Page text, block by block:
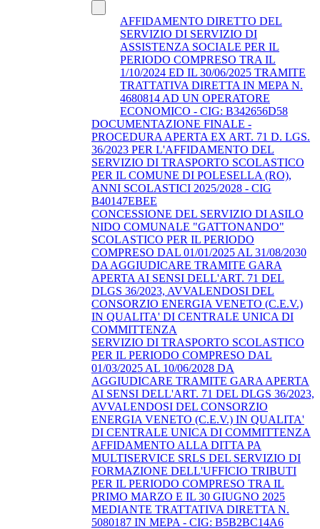
AFFIDAMENTO DIRETTO DEL
SERVIZIO DI SERVIZIO DI
ASSISTENZA SOCIALE PER IL
PERIODO COMPRESO TRA IL
1/10/2024 ED IL 30/06/2025 TRAMITE
TRATTATIVA DIRETTA IN MEPA N.
4680814 AD UN OPERATORE
ECONOMICO - CIG: B342656D58
DOCUMENTAZIONE FINALE -
PROCEDURA APERTA EX ART. 71 D. LGS.
36/2023 PER L'AFFIDAMENTO DEL
SERVIZIO DI TRASPORTO SCOLASTICO
PER IL COMUNE DI POLESELLA (RO),
ANNI SCOLASTICI 2025/2028 - CIG
B40147EBEE
CONCESSIONE DEL SERVIZIO DI ASILO
NIDO COMUNALE "GATTONANDO"
SCOLASTICO PER IL PERIODO
COMPRESO DAL 01/01/2025 AL 31/08/2030
DA AGGIUDICARE TRAMITE GARA
APERTA AI SENSI DELL'ART. 71 DEL
DLGS 36/2023, AVVALENDOSI DEL
CONSORZIO ENERGIA VENETO (C.E.V.)
IN QUALITA' DI CENTRALE UNICA DI
COMMITTENZA
SERVIZIO DI TRASPORTO SCOLASTICO
PER IL PERIODO COMPRESO DAL
01/03/2025 AL 10/06/2028 DA
AGGIUDICARE TRAMITE GARA APERTA
AI SENSI DELL'ART. 71 DEL DLGS 36/2023,
AVVALENDOSI DEL CONSORZIO
ENERGIA VENETO (C.E.V.) IN QUALITA'
DI CENTRALE UNICA DI COMMITTENZA
AFFIDAMENTO ALLA DITTA PA
MULTISERVICE SRLS DEL SERVIZIO DI
FORMAZIONE DELL'UFFICIO TRIBUTI
PER IL PERIODO COMPRESO TRA IL
PRIMO MARZO E IL 30 GIUGNO 2025
MEDIANTE TRATTATIVA DIRETTA N.
5080187 IN MEPA - CIG: B5B2BC14A6